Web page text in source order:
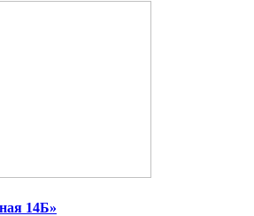
14Б»